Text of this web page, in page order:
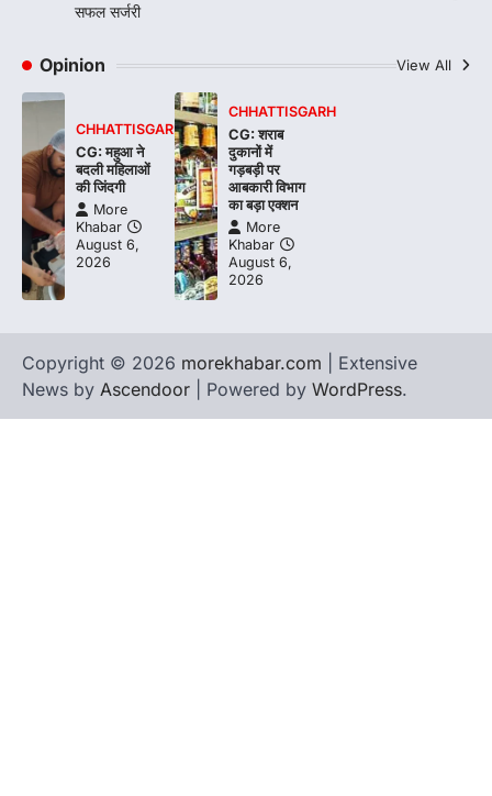
सफल सर्जरी
Opinion View All
CHHATTISGARH
CG: महुआ ने
बदली महिलाओं
की जिंदगी
More
Khabar
August 6,
2026
CHHATTISGARH
CG: शराब
दुकानों में
गड़बड़ी पर
आबकारी विभाग
का बड़ा एक्शन
More
Khabar
August 6,
2026
Copyright © 2026 morekhabar.com | Extensive
News by Ascendoor | Powered by WordPress.